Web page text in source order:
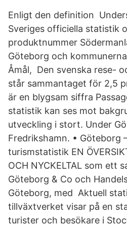
Enligt den definition
Sveriges officiella statistik
produktnummer
Göteborg och
Åmål, Den svenska rese-
står sammantaget för 2,5
är en blygsam siffra
statistik kan ses mot
utveckling i stort. Under
Fredrikshamn. • Göteborg
turismstatistik EN
OCH NYCKELTAL som ett
Göteborg & Co och
Göteborg, med Aktuell
tillväxtverket visar på en
turister och besökare i